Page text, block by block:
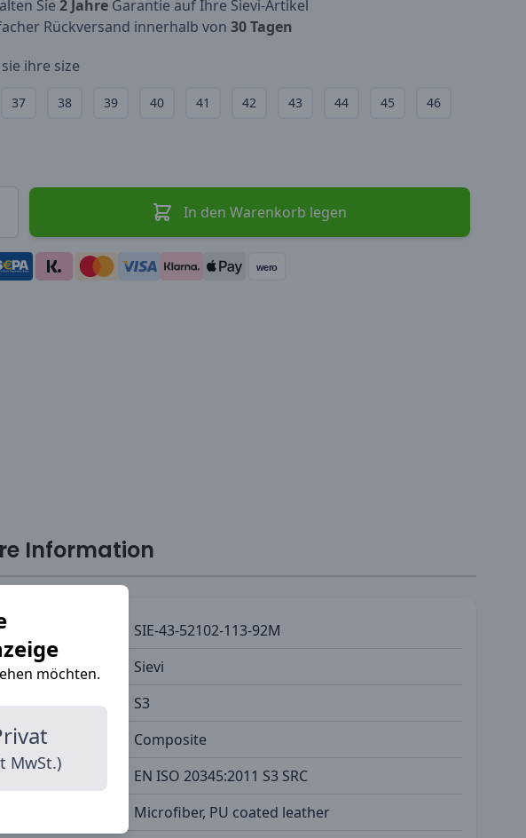
möchten.
MwSt.)
Sie 2 Jahre Garantie auf Ihre Sievi-Artikel
Rückversand innerhalb von 30 Tagen
ihre size
37 38 39 40 41 42 43 44 45 46
In den Warenkorb legen
wero
Information
SIE-43-52102-113-92M
Sievi
S3
Composite
EN ISO 20345:2011 S3 SRC
Microfiber, PU coated leather